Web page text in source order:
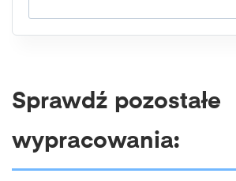
Sprawdź pozostałe
wypracowania: